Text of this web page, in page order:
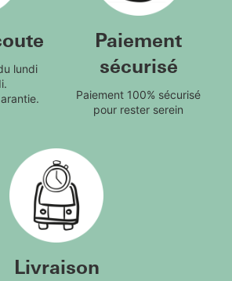
lundi
Paiement
sécurisé
Paiement 100% sécurisé
pour rester serein
Livraison